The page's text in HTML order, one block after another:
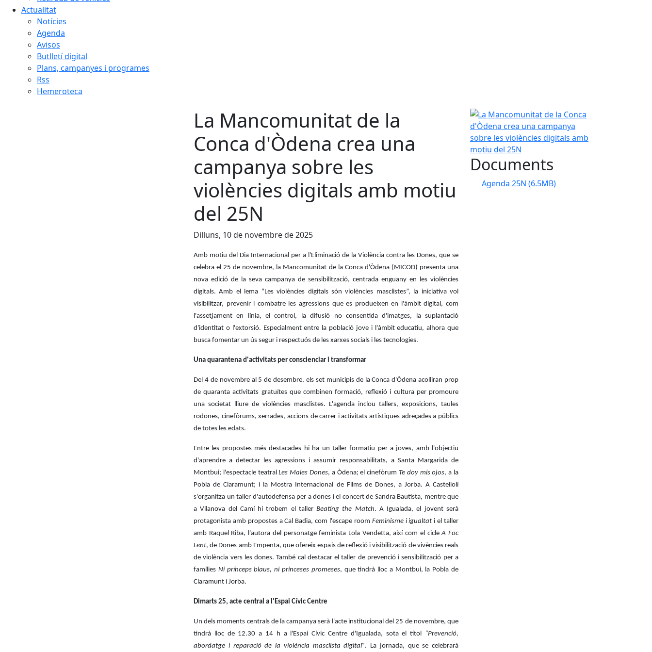
Actualitat
Notícies
Agenda
Avisos
Butlletí digital
Plans, campanyes i programes
Rss
Hemeroteca
La Mancomunitat de la
Conca d'Òdena crea una
campanya sobre les
violències digitals amb motiu
del 25N
Dilluns, 10 de novembre de 2025
Amb motiu del Dia Internacional per a l'Eliminació de la Violència contra les Dones, que se
celebra el 25 de novembre, la Mancomunitat de la Conca d'Òdena (MICOD) presenta una
nova edició de la seva campanya de sensibilització, centrada enguany en les violències
digitals. Amb el lema “Les violències digitals són violències masclistes”, la iniciativa vol
visibilitzar, prevenir i combatre les agressions que es produeixen en l'àmbit digital, com
l'assetjament en línia, el control, la difusió no consentida d'imatges, la suplantació
d'identitat o l'extorsió. Especialment entre la població jove i l'àmbit educatiu, alhora que
busca fomentar un ús segur i respectuós de les xarxes socials i les tecnologies.
Una quarantena d'activitats per conscienciar i transformar
Del 4 de novembre al 5 de desembre, els set municipis de la Conca d'Òdena acolliran prop
de quaranta activitats gratuïtes que combinen formació, reflexió i cultura per promoure
una societat lliure de violències masclistes. L'agenda inclou tallers, exposicions, taules
rodones, cinefòrums, xerrades, accions de carrer i activitats artístiques adreçades a públics
de totes les edats.
Entre les propostes més destacades hi ha un taller formatiu per a joves, amb l'objectiu
d'aprendre a detectar les agressions i assumir responsabilitats, a Santa Margarida de
Montbui; l'espectacle teatralLes Males Dones, a Òdena; el cinefòrumTe doy mis ojos, a la
Pobla de Claramunt; i la Mostra Internacional de Films de Dones, a Jorba. A Castellolí
s'organitza un taller d'autodefensa per a dones i el concert de Sandra Bautista, mentre que
a Vilanova del Camí hi trobem el tallerBeating the Match. A Igualada, el jovent serà
protagonista amb propostes a Cal Badia, com l'escape room Feminisme i igualtat i el taller
amb Raquel Riba, l'autora del personatge feminista Lola Vendetta, així com el cicleA Foc
Lent, de Dones amb Empenta, que ofereix espais de reflexió i visibilització de vivències reals
de violència vers les dones. També cal destacar el taller de prevenció i sensibilització per a
famílies Ni prínceps blaus, ni princeses promeses, que tindrà lloc a Montbui, la Pobla de
Claramunt i Jorba.
Dimarts 25, acte central a l'Espai Cívic Centre
Un dels moments centrals de la campanya serà l'acte institucional del 25 de novembre, que
tindrà lloc de 12.30 a 14 h a l'Espai Cívic Centre d'Igualada, sota el títol “Prevenció,
abordatge i reparació de la violència masclista digital”. La jornada, que se celebrarà
La Mancomunitat de la Conca d'Òdena crea
Documents
Agenda 25N (6.5MB)